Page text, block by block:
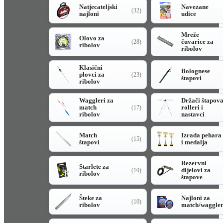
Natjecateljski
najloni
(32)
Navezane
udice
Olovo za
ribolov
(28)
Mreže
čuvarice za
ribolov
Klasični
plovci za
ribolov
(23)
Bolognese
štapovi
Waggleri za
match
ribolov
(17)
Držači štapova
rolleri i
nastavci
Match
štapovi
(15)
Izrada pehara
i medalja
Starlete za
ribolov
(10)
Rezervni
dijelovi za
štapove
Šteke za
ribolov
(10)
Najloni za
match/waggler